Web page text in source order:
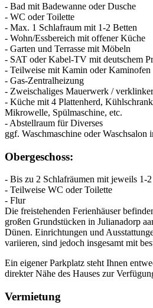
- Bad mit Badewanne oder Dusche
- WC oder Toilette
- Max. 1 Schlafraum mit 1-2 Betten
- Wohn/Essbereich mit offener Küche
- Garten und Terrasse mit Möbeln
- SAT oder Kabel-TV mit deutschem
- Teilweise mit Kamin oder Kaminofen
- Gas-Zentralheizung
- Zweischaliges Mauerwerk /
- Küche mit 4 Plattenherd,
Mikrowelle, Spülmaschine, etc.
- Abstellraum für Diverses
ggf. Waschmaschine oder Waschsalon
Obergeschoss:
- Bis zu 2 Schlafräumen mit jeweils 1-
- Teilweise WC oder Toilette
- Flur
Die freistehenden Ferienhäuser
großen Grundstücken in Julianadorp
Dünen. Einrichtungen und
variieren, sind jedoch insgesamt mit
Ein eigener Parkplatz steht Ihnen
direkter Nähe des Hauses zur
Vermietung